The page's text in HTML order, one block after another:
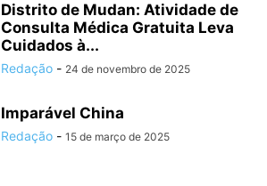
Distrito de Mudan: Atividade de
Consulta Médica Gratuita Leva
Cuidados à...
Redação - 24 de novembro de 2025
Imparável China
Redação - 15 de março de 2025